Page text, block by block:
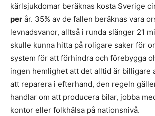
kärlsjukdomar beräknas kosta Sverige
per år. 35% av de fallen beräknas vara
levnadsvanor, alltså i runda slänger 21
skulle kunna hitta på roligare saker för
system för att förhindra och förebygga
ingen hemlighet att det alltid är billigare
att reparera i efterhand, den regeln
handlar om att producera bilar, jobba
kontor eller folkhälsa på nationsnivå.